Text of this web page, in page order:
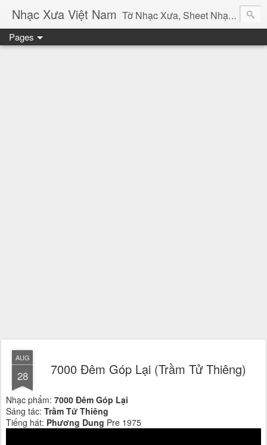
Nhạc Xưa Việt Nam Tờ Nhạc Xưa, Sheet Nhạc Vàng Bolero Lời Bài Hát Chính Xác Sưu Tầm Âm Thanh Băng Nhạc Xưa Việt Nam
Pages
AUG
28 7000 Đêm Góp Lại (Trầm Tử Thiêng)
Nhạc phẩm: 7000 Đêm Góp Lại
Sáng tác: Trầm Tử Thiêng
Tiếng hát: Phương Dung Pre 1975